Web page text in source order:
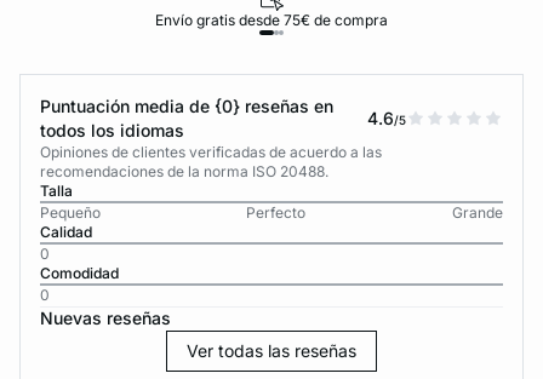
Envío gratis desde 75€ de compra
Puntuación media de {0} reseñas en
todos los idiomas
4.6/5
Opiniones de clientes verificadas de acuerdo a las
recomendaciones de la norma ISO 20488.
Talla
Pequeño
Perfecto
Grande
Calidad
0
Comodidad
0
Nuevas reseñas
Ver todas las reseñas